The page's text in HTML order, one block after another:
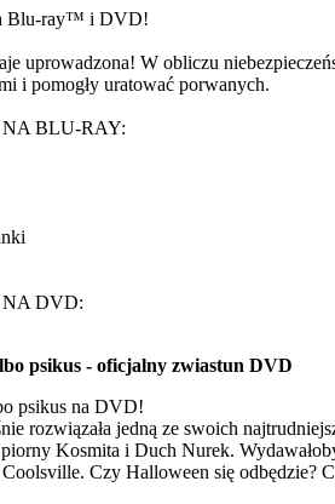
Blu-ray™ i DVD!
uprowadzona! W obliczu
i pomogły uratować porwanych.
BLU-RAY:
DVD:
psikus - oficjalny zwiastun DVD
psikus na DVD!
rozwiązała jedną ze swoich
Kosmita i Duch Nurek.
Czy Halloween się odbędzie?